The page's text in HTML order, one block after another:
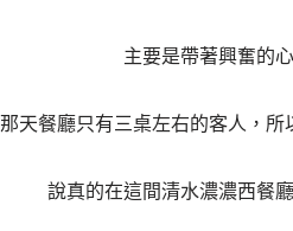
主要是帶著興奮的
那天餐廳只有三桌左右的客人，
說真的在這間清水濃濃西餐